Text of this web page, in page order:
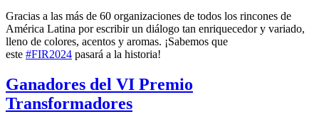
Gracias a las más de 60 organizaciones de todos los rincones de
América Latina por escribir un diálogo tan enriquecedor y variado,
lleno de colores, acentos y aromas. ¡Sabemos que
este #FIR2024 pasará a la historia!
Ganadores del VI Premio
Transformadores